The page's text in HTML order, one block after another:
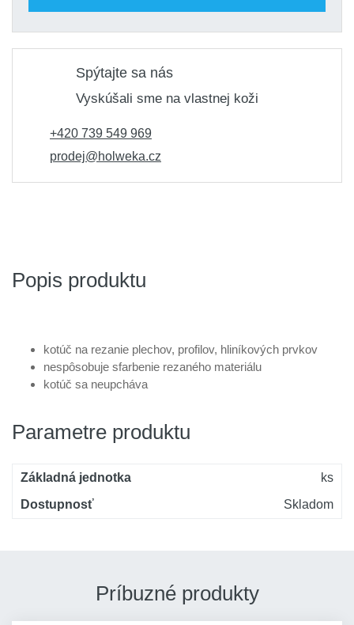
Spýtajte sa nás
Vyskúšali sme na vlastnej koži
+420 739 549 969
prodej@holweka.cz
Popis produktu
kotúč na rezanie plechov, profilov, hliníkových prvkov
nespôsobuje sfarbenie rezaného materiálu
kotúč sa neupcháva
Parametre produktu
Základná jednotka
ks
Dostupnosť
Skladom
Príbuzné produkty